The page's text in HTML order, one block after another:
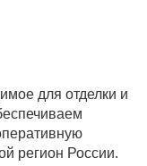
для отделки и
регион России.